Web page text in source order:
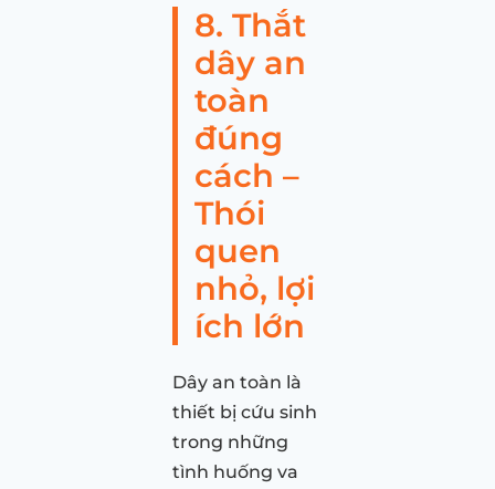
8. Thắt
dây an
toàn
đúng
cách –
Thói
quen
nhỏ, lợi
ích lớn
Dây an toàn là
thiết bị cứu sinh
trong những
tình huống va